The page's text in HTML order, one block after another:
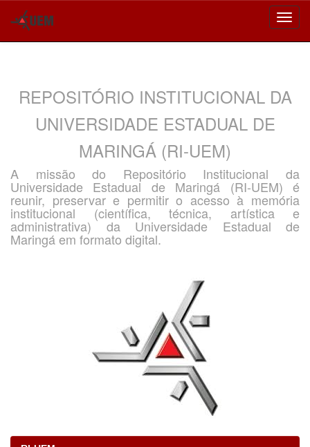
REPOSITÓRIO INSTITUCIONAL DA
UNIVERSIDADE ESTADUAL DE
MARINGÁ (RI-UEM)
A missão do Repositório Institucional da
Universidade Estadual de Maringá (RI-UEM) é
reunir, preservar e permitir o acesso à memória
institucional (científica, técnica, artística e
administrativa) da Universidade Estadual de
Maringá em formato digital.